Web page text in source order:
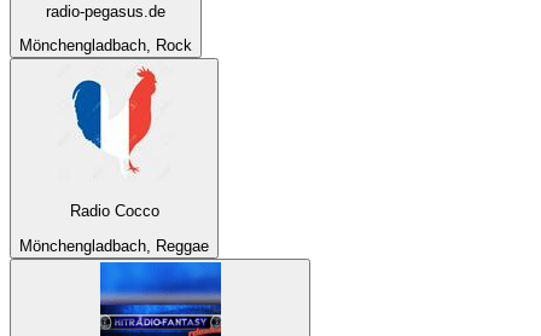
radio-pegasus.de
Mönchengladbach, Rock
Radio Cocco
Mönchengladbach, Reggae